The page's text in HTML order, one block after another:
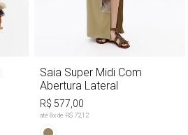
Saia Super Midi Com
Abertura Lateral
R$ 577,00
até 8x de R$ 72,12